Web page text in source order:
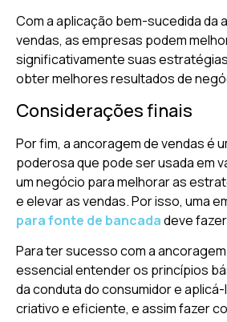
Com a aplicação bem-sucedida da
vendas, as empresas podem
significativamente suas
obter melhores resultados de
Considerações finais
Por fim, a ancoragem de vendas é
poderosa que pode ser usada em
um negócio para melhorar as
e elevar as vendas. Por isso, uma
para fonte de bancadadeve
Para ter sucesso com a
essencial entender os princípios
da conduta do consumidor e
criativo e eficiente, e assim fazer